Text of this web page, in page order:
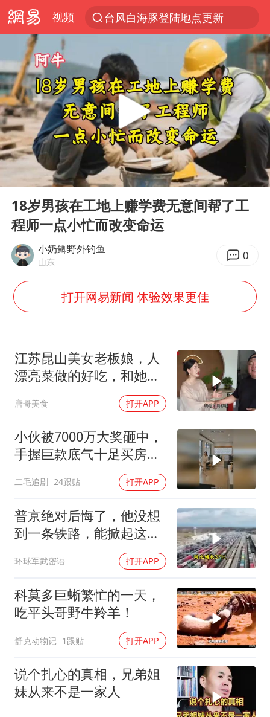
视频
台风白海豚登陆地点更新
以“新”破局 首发经济点亮城市消费活力
台风白海豚进入48小时警戒线
中方回应是否在太平洋海底开采稀土
宇树科技发行价格150.80元/股
看守所辅警收受10万获刑1年
五粮液渠道价一箱上涨近百元
CIA被曝已秘密设立古巴工作组
中国养老床位“三连降”
女子利用漏洞0元薅走3000多件家电
东方甄选被判赔偿江小白30万元
奋进开新局 实干挑大梁
Play
00:00
18岁男孩在工地上赚学费无意间帮了工
程师一点小忙而改变命运
小奶鲫野外钓鱼
山东 0
打开网易新闻 体验效果更佳
江苏昆山美女老板娘，人
漂亮菜做的好吃，和她小
唐哥美食 打开APP
小伙被7000万大奖砸中，
手握巨款底气十足买房不
二毛追剧 24跟贴 打开APP
普京绝对后悔了，他没想
到一条铁路，能掀起这么
大的风浪，中亚格局彻底
改写
环球军武密语 打开APP
科莫多巨蜥繁忙的一天，
吃平头哥野牛羚羊！
舒克动物记 1跟贴 打开APP
说个扎心的真相，兄弟姐
妹从来不是一家人